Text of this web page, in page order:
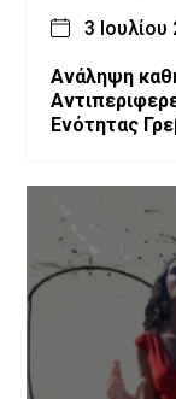
3 Ιουλίου
Ανάληψη
Ενότητας